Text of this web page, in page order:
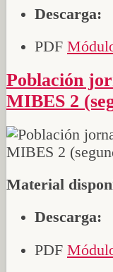
Descarga:
PDF
Población jornalera agrícola migrante. Asesor.
MIBES 2
Material
Descarga:
PDF